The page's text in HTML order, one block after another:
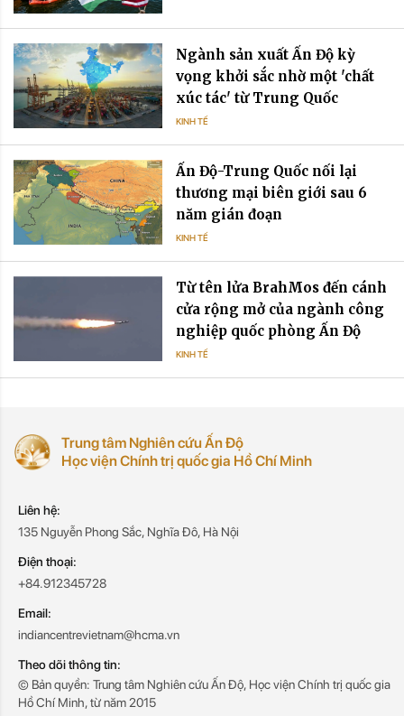
Ngành sản xuất Ấn Độ kỳ
vọng khởi sắc nhờ một 'chất
xúc tác' từ Trung Quốc
KINH TẾ
Ấn Độ-Trung Quốc nối lại
thương mại biên giới sau 6
năm gián đoạn
KINH TẾ
Từ tên lửa BrahMos đến cánh
cửa rộng mở của ngành công
nghiệp quốc phòng Ấn Độ
KINH TẾ
Trung tâm Nghiên cứu Ấn Độ
Học viện Chính trị quốc gia Hồ Chí Minh
Liên hệ:
135 Nguyễn Phong Sắc, Nghĩa Đô, Hà Nội
Điện thoại:
+84.912345728
Email:
indiancentrevietnam@hcma.vn
Theo dõi thông tin:
© Bản quyền: Trung tâm Nghiên cứu Ấn Độ, Học viện Chính trị quốc gia
Hồ Chí Minh, từ năm 2015